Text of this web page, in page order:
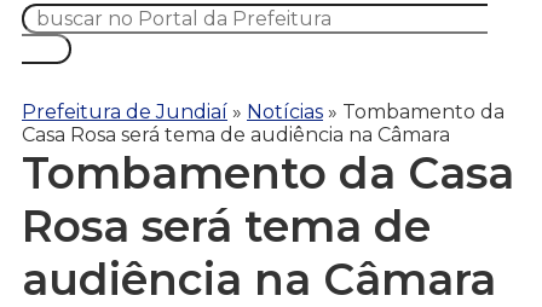
Prefeitura de Jundiaí » Notícias » Tombamento da
Casa Rosa será tema de audiência na Câmara
Tombamento da Casa
Rosa será tema de
audiência na Câmara